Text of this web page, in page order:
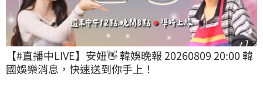
【#直播中LIVE】安妞👋 韓娛晚報 20260809 20:00 韓
國娛樂消息，快速送到你手上！